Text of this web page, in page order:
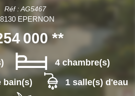
Réf : AG5467
EPERNON
000 **
4 chambre(s)
bain(s)
1 salle(s) d'eau